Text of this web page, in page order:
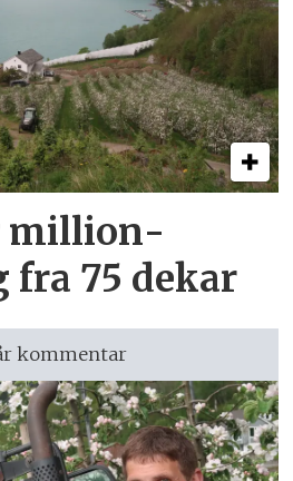
million­
fra 75 dekar
kommentar